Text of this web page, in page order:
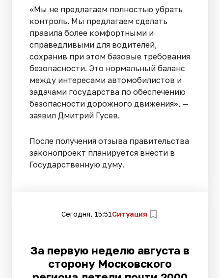
«Мы не предлагаем полностью убрать
контроль. Мы предлагаем сделать
правила более комфортными и
справедливыми для водителей,
сохранив при этом базовые требования
безопасности. Это нормальный баланс
между интересами автомобилистов и
задачами государства по обеспечению
безопасности дорожного движения», —
заявил Дмитрий Гусев.
После получения отзыва правительства
законопроект планируется внести в
Государственную думу.
Сегодня, 15:51Ситуация
За первую неделю августа в
сторону Московского